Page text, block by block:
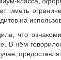
иметь
на
что
В нём